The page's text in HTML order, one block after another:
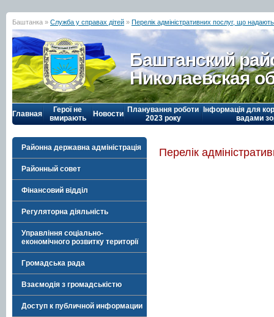
Баштанка » Служба у справах дітей » Перелік адміністративних послуг, що
Баштанский
Николаевская
Главная
Герої не
вмирають
Новости Планування роботи
2023 року
Інформація для
вадами
Районна державна адміністрація
Районный совет
Фінансовий відділ
Регуляторна діяльність
Управління соціально-
економічного розвитку території
Громадська рада
Взаємодія з громадськістю
Доступ к публичной информации
Перелік